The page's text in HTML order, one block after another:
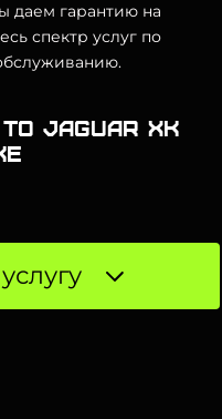
даем гарантию на
спектр услуг по
Jaguar XK